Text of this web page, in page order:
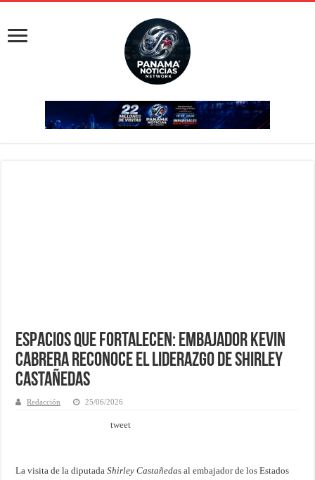
Espacios que fortalecen: Embajador Kevin
Cabrera reconoce el liderazgo de Shirley
Castañedas
Redacción 25/06/2026
tweet
La visita de la diputadaShirley Castañedas al embajador de los Estados